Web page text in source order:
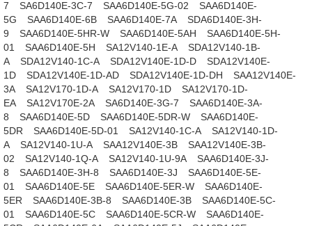
7 SA6D140E-3C-7 SAA6D140E-5G-02
SAA6D140E-
5G
SAA6D140E-6B SAA6D140E-7A
SDA6D140E-3H-
9
SAA6D140E-5HR-W SAA6D140E-5AH
SAA6D140E-5H-
01
SAA6D140E-5H SA12V140-1E-A
SDA12V140-1B-
A
SDA12V140-1C-A SDA12V140E-1D-D
SDA12V140E-
1D
SDA12V140E-1D-AD SDA12V140E-1D-DH
SAA12V140E-
3A
SA12V170-1D-A SA12V170-1D
SA12V170-1D-
EA
SA12V170E-2A SA6D140E-3G-7
SAA6D140E-3A-
8
SAA6D140E-5D SAA6D140E-5DR-W
SAA6D140E-
5DR
SAA6D140E-5D-01 SA12V140-1C-A
SA12V140-1D-
A
SA12V140-1U-A SAA12V140E-3B
SAA12V140E-3B-
02
SA12V140-1Q-A SA12V140-1U-9A
SAA6D140E-3J-
8
SAA6D140E-3H-8 SAA6D140E-3J
SAA6D140E-5E-
01
SAA6D140E-5E SAA6D140E-5ER-W
SAA6D140E-
5ER
SAA6D140E-3B-8 SAA6D140E-3B
SAA6D140E-5C-
01
SAA6D140E-5C SAA6D140E-5CR-W
SAA6D140E-